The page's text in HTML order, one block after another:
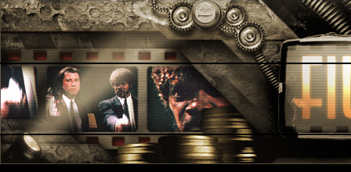
Hyppää pääsisältöön